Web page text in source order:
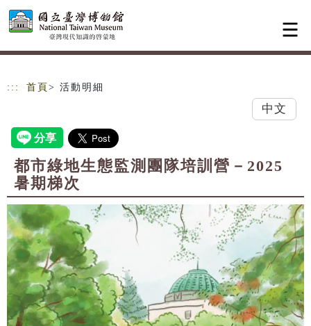
跳到主要內容
網站導覽
::: 首頁 > 活動明細
中文
都市綠地生態監測團隊培訓營－2025
暑期梯次